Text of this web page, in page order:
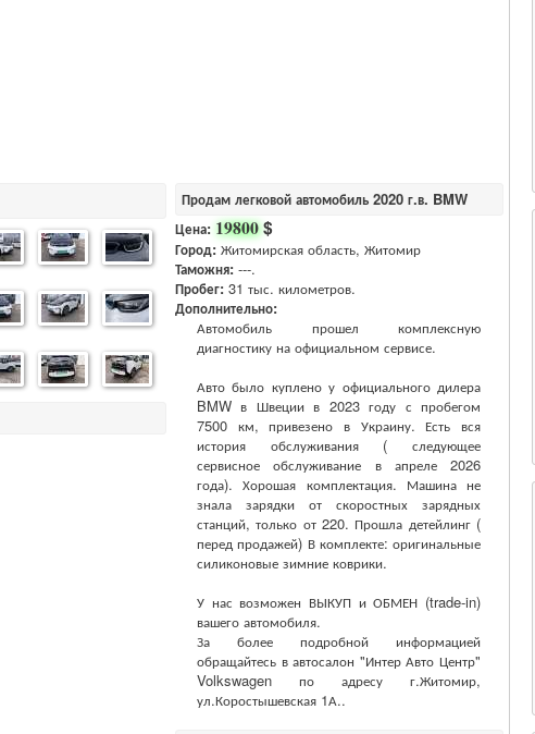
Продам легковой автомобиль 2020 г.в. BMW
Цена: 19800$
Город: Житомирская область, Житомир
Таможня: ---.
Пробег: 31 тыс. километров.
Дополнительно:
Автомобиль прошел комплексную
диагностику на официальном сервисе.
Авто было куплено у официального дилера
BMW в Швеции в 2023 году с пробегом
7500 км, привезено в Украину. Есть вся
история обслуживания ( следующее
сервисное обслуживание в апреле 2026
года). Хорошая комплектация. Машина не
знала зарядки от скоростных зарядных
станций, только от 220. Прошла детейлинг (
перед продажей) В комплекте: оригинальные
силиконовые зимние коврики.
У нас возможен ВЫКУП и ОБМЕН (trade-in)
вашего автомобиля.
За более подробной информацией
обращайтесь в автосалон "Интер Авто Центр"
Volkswagen по адресу г.Житомир,
ул.Коростышевская 1А..